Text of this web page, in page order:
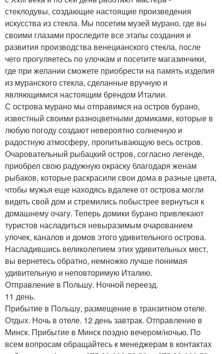
стеклодувы, создающие настоящие произведения
искусства из стекла. Мы посетим музей мурано, где вы
своими глазами проследите все этапы создания и
развития производства венецианского стекла, после
чего прогуляетесь по улочкам и посетите магазинчики,
где при желании сможете приобрести на память изделия
из муранского стекла, сделанные вручную и
являющимися настоящим брендом Италии.
С острова мурано мы отправимся на остров бурано,
известный своими разноцветными домиками, которые в
любую погоду создают невероятно солнечную и
радостную атмосферу, пропитывающую весь остров.
Очаровательный рыбацкий остров, согласно легенде,
приобрел свою радужную окраску благодаря женам
рыбаков, которые раскрасили свои дома в разные цвета,
чтобы мужья еще находясь вдалеке от острова могли
видеть свой дом и стремились побыстрее вернуться к
домашнему очагу. Теперь домики бурано привлекают
туристов насладиться невыразимым очарованием
улочек, каналов и домов этого удивительного острова.
Насладившись великолепием этих удивительных мест,
вы вернетесь обратно, немножко лучше понимая
удивительную и неповторимую Италию.
Отправление в Польшу. Ночной переезд.
11 день.
Прибытие в Польшу, размещение в транзитном отеле.
Отдых. Ночь в отеле. 12 день завтрак. Отправление в
Минск. Прибытие в Минск поздно вечером/ночью. По
всем вопросам обращайтесь к менеджерам в контактах